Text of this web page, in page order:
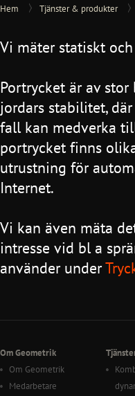
Hem Tjänster & produkter
Vi mäter statiskt
Portrycket är av
jordars stabilitet,
fall kan medverka
portrycket finns
utrustning för
Internet.
Vi kan även mäta
intresse vid bl a
använder under
Om Geometrik
Om Geometrik
Medarbetare